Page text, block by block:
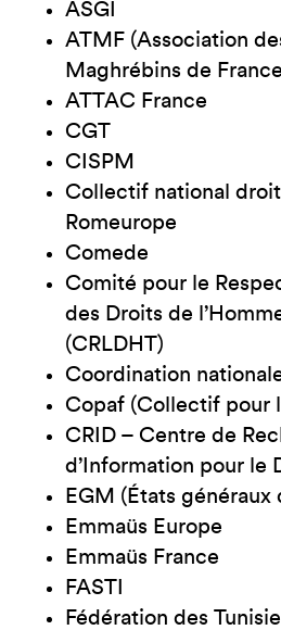
ASGI
ATMF (Association
Maghrébins de
ATTAC France
CGT
CISPM
Collectif national
Romeurope
Comede
Comité pour le
des Droits de
(CRLDHT)
Coordination
Copaf (Collectif pour
CRID – Centre de
d’Information pour le
EGM (États généraux
Emmaüs Europe
Emmaüs France
FASTI
Fédération des